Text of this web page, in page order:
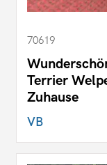
70619
Terrier
Zuhause
VB